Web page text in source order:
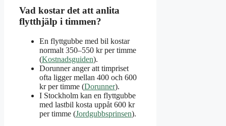
Vad kostar det att anlita
flytthjälp i timmen?
En flyttgubbe med bil kostar
normalt 350–550 kr per timme
(Kostnadsguiden).
Dorunner anger att timpriset
ofta ligger mellan 400 och 600
kr per timme (Dorunner).
I Stockholm kan en flyttgubbe
med lastbil kosta uppåt 600 kr
per timme (Jordgubbsprinsen).